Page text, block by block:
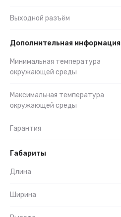
Выходной разъём
Дополнительная информация
Минимальная температура
окружающей среды
Максимальная температура
окружающей среды
Гарантия
Габариты
Длина
Ширина